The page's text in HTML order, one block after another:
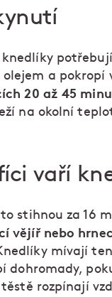
knedlíky
olejem a pokropí
20 až 45
na okolní
vaří
stihnou za 16
vějíř nebo hrnec
mívají
dohromady,
rozpínají